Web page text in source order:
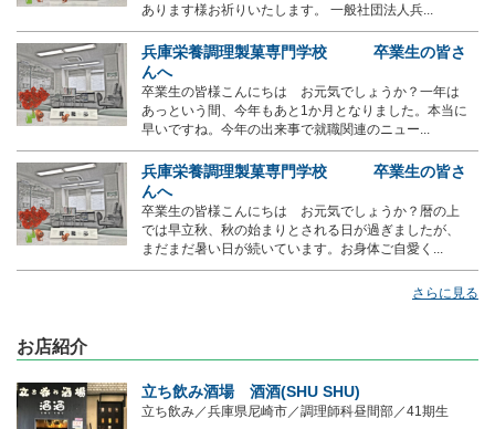
あります様お祈りいたします。 一般社団法人兵...
兵庫栄養調理製菓専門学校 卒業生の皆さ
んへ
卒業生の皆様こんにちは お元気でしょうか？一年は
あっという間、今年もあと1か月となりました。本当に
早いですね。今年の出来事で就職関連のニュー...
兵庫栄養調理製菓専門学校 卒業生の皆さ
んへ
卒業生の皆様こんにちは お元気でしょうか？暦の上
では早立秋、秋の始まりとされる日が過ぎましたが、
まだまだ暑い日が続いています。お身体ご自愛く...
さらに見る
お店紹介
立ち飲み酒場 酒酒(SHU SHU)
立ち飲み／兵庫県尼崎市／調理師科昼間部／41期生